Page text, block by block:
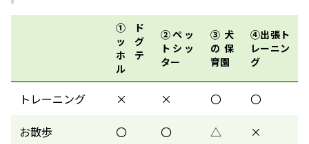
①ド
ッグ
ホテ
ル
②ペッ
トシッ
ター
③犬
の保
育園
④出張ト
レーニン
グ
トレーニング × × 〇
〇
お散歩
〇 〇 △
×